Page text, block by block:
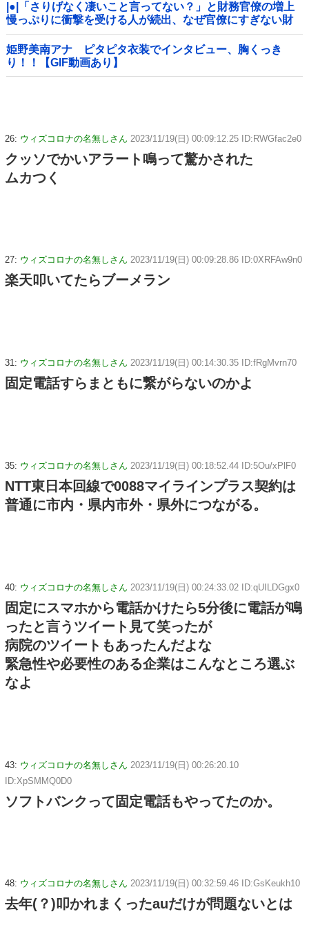
|●|「さりげなく凄いこと言ってない？」と財務官僚の増上
慢っぷりに衝撃を受ける人が続出、なぜ官僚にすぎない財
務省が……
姫野美南アナ ピタピタ衣装でインタビュー、胸くっき
り！！【GIF動画あり】
26: ウィズコロナの名無しさん 2023/11/19(日) 00:09:12.25 ID:RWGfac2e0
クッソでかいアラート鳴って驚かされた
ムカつく
27: ウィズコロナの名無しさん 2023/11/19(日) 00:09:28.86 ID:0XRFAw9n0
楽天叩いてたらブーメラン
31: ウィズコロナの名無しさん 2023/11/19(日) 00:14:30.35 ID:fRgMvrn70
固定電話すらまともに繋がらないのかよ
35: ウィズコロナの名無しさん 2023/11/19(日) 00:18:52.44 ID:5Ou/xPlF0
NTT東日本回線で0088マイラインプラス契約は
普通に市内・県内市外・県外につながる。
40: ウィズコロナの名無しさん 2023/11/19(日) 00:24:33.02 ID:qUILDGgx0
固定にスマホから電話かけたら5分後に電話が鳴
ったと言うツイート見て笑ったが
病院のツイートもあったんだよな
緊急性や必要性のある企業はこんなところ選ぶ
なよ
43: ウィズコロナの名無しさん 2023/11/19(日) 00:26:20.10
ID:XpSMMQ0D0
ソフトバンクって固定電話もやってたのか。
48: ウィズコロナの名無しさん 2023/11/19(日) 00:32:59.46 ID:GsKeukh10
去年(？)叩かれまくったauだけが問題ないとは